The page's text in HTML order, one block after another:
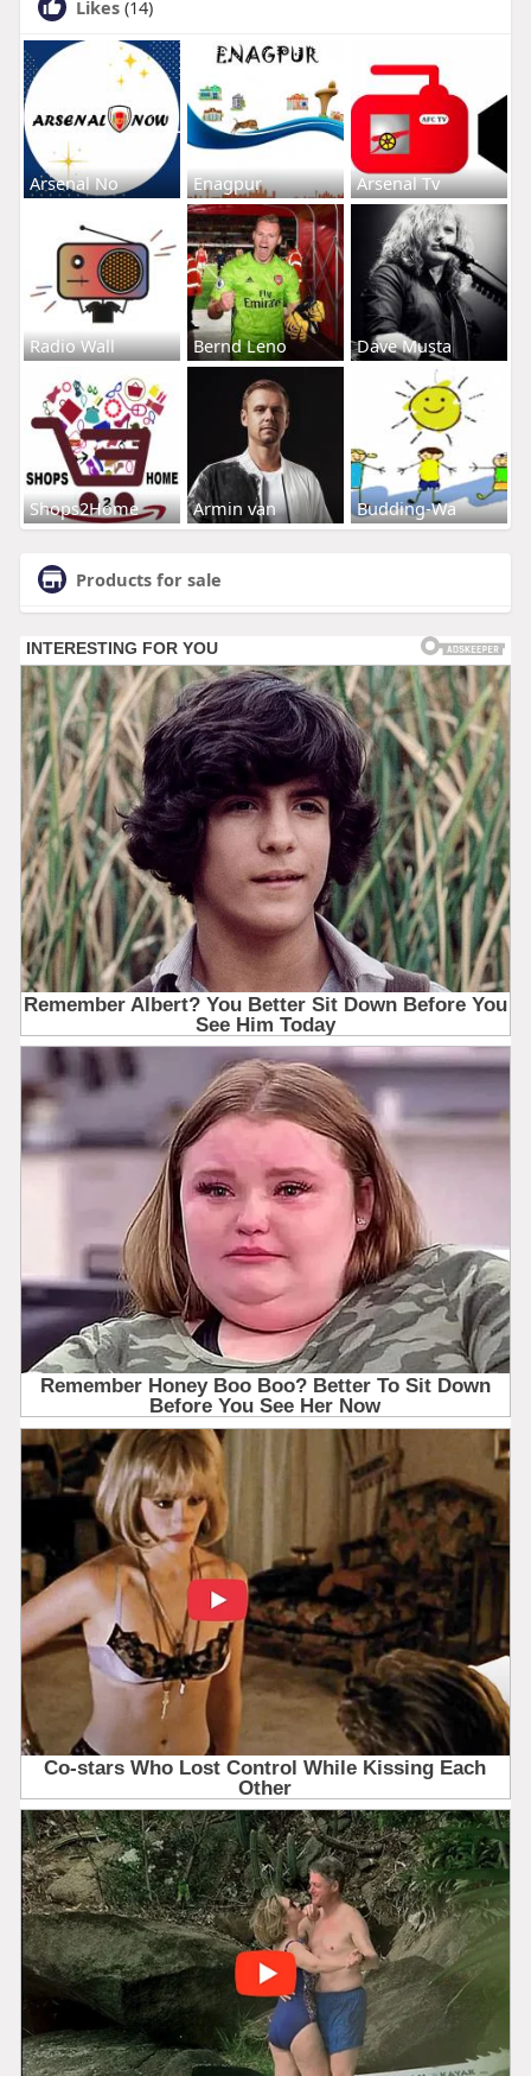
Likes (14)
Arsenal No Enagpur Arsenal Tv
Radio Wall Bernd Leno Dave Musta
Shops2Home Armin van Budding-Wa
Products for sale